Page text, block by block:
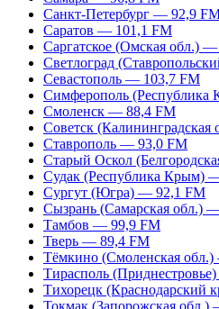
Санкт-Петербург — 92,9
Саратов — 101,1 FM
Саргатское (Омская обл.)
Светлоград
Севастополь — 103,7 FM
Симферополь
Смоленск — 88,4 FM
Советск
Ставрополь — 93,0 FM
Старый Оскол
Судак (Республика Крым)
Сургут (Югра) — 92,1 FM
Сызрань (Самарская обл.)
Тамбов — 99,9 FM
Тверь — 89,4 FM
Тёмкино (Смоленская
Тирасполь
Тихорецк (Краснодарский
Токмак (Запорожская обл.)